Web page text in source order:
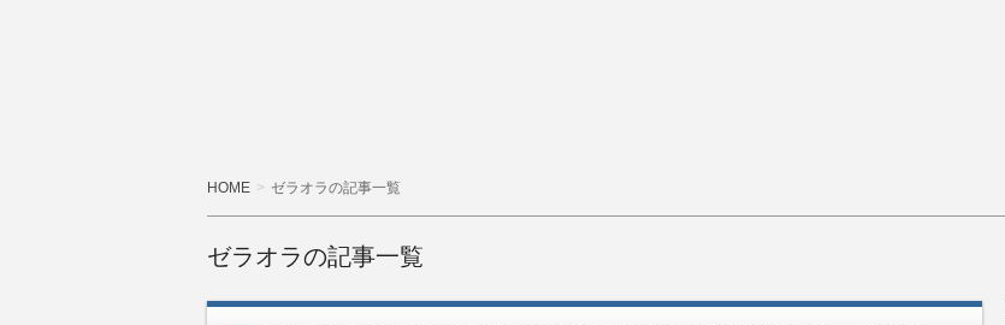
HOME ゼラオラの記事一覧
ゼラオラの記事一覧